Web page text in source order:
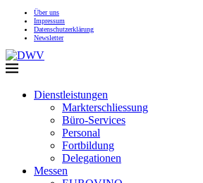
Über uns
Impressum
Datenschutzerklärung
Newsletter
Dienstleistungen
Markterschliessung
Büro-Services
Personal
Fortbildung
Delegationen
Messen